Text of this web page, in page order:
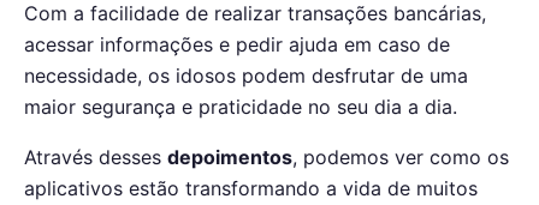
Com a facilidade de realizar transações bancárias,
acessar informações e pedir ajuda em caso de
necessidade, os idosos podem desfrutar de uma
maior segurança e praticidade no seu dia a dia.
Através desses depoimentos, podemos ver como os
aplicativos estão transformando a vida de muitos